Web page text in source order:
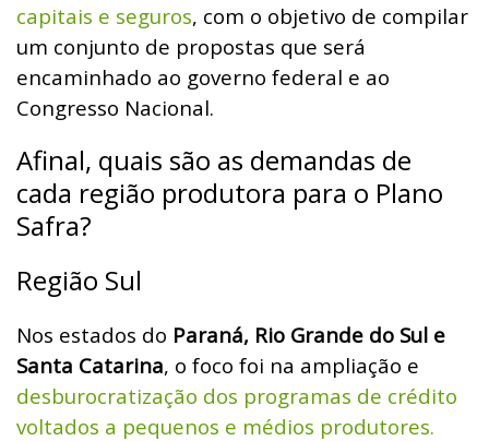
capitais e seguros, com o objetivo de compilar
um conjunto de propostas que será
encaminhado ao governo federal e ao
Congresso Nacional.
Afinal, quais são as demandas de
cada região produtora para o Plano
Safra?
Região Sul
Nos estados do Paraná, Rio Grande do Sul e
Santa Catarina, o foco foi na ampliação e
desburocratização dos programas de crédito
voltados a pequenos e médios produtores.